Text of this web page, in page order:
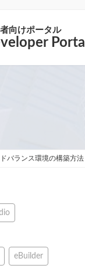
向けポータル
Portal
バランス環境の構築方法
eBuilder